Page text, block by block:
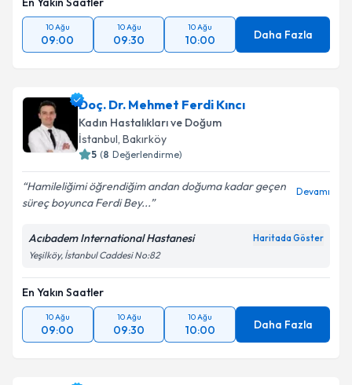
10 Ağu
09:00
10 Ağu
09:30
10 Ağu
10:00 Daha Fazla
Doç. Dr. Mehmet Ferdi Kıncı
Kadın Hastalıkları ve Doğum
İstanbul, Bakırköy
5 (8 Değerlendirme)
Hamileliğimi öğrendiğim andan doğuma kadar geçen
süreç boyunca Ferdi Bey...
Devamı
Acıbadem International Hastanesi Haritada Göster
Yeşilköy, İstanbul Caddesi No:82
En Yakın Saatler
10 Ağu
09:00
10 Ağu
09:30
10 Ağu
10:00 Daha Fazla